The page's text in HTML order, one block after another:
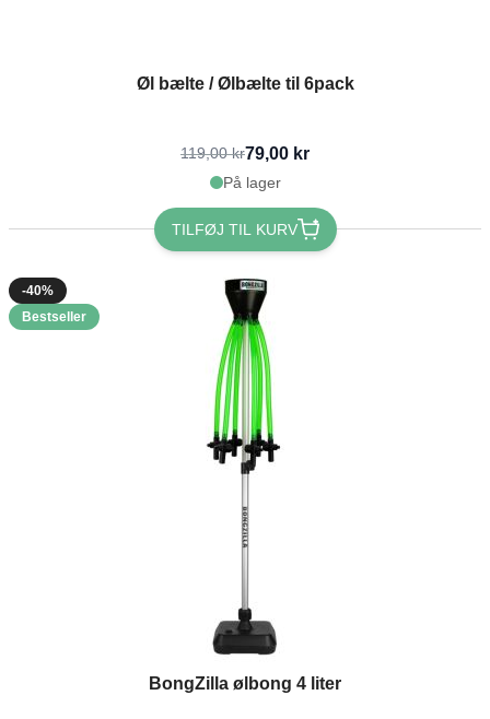
Øl bælte / Ølbælte til 6pack
119,00 kr79,00 kr
På lager
TILFØJ TIL KURV
-40%
Bestseller
BongZilla ølbong 4 liter